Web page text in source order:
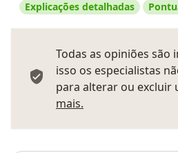
Explicações detalhadas
Todas as opiniões
isso os especialistas
para alterar ou excluir
mais.